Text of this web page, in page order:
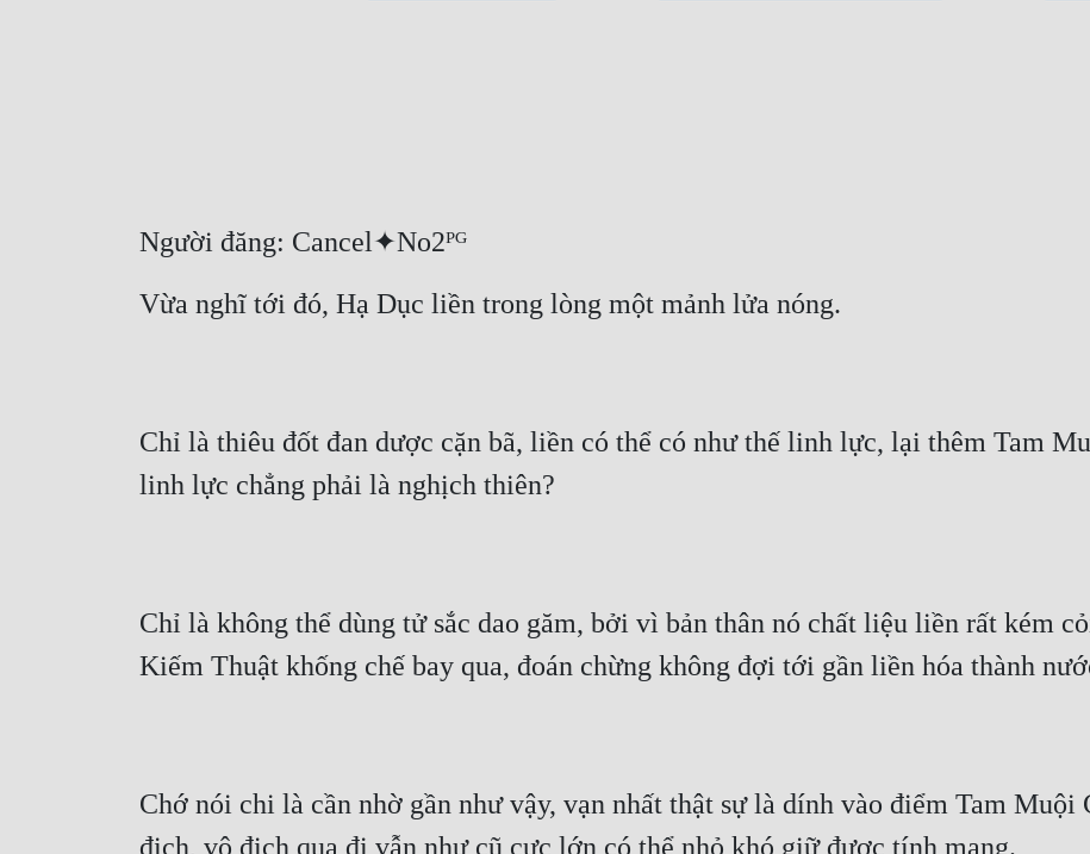
Người đăng: Cancel✦No2ᴾᴳ
Vừa nghĩ tới đó, Hạ Dục liền trong lòng một mảnh lửa nóng.
Chỉ là thiêu đốt đan dược cặn bã, liền có thể có như thế linh lực, lại thêm Tam
linh lực chẳng phải là nghịch thiên?
Chỉ là không thể dùng tử sắc dao găm, bởi vì bản thân nó chất liệu liền rất kém
Kiếm Thuật khống chế bay qua, đoán chừng không đợi tới gần liền hóa thành
Chớ nói chi là cần nhờ gần như vậy, vạn nhất thật sự là dính vào điểm Tam Muội
địch, vô địch qua đi vẫn như cũ cực lớn có thể nhỏ khó giữ được tính mạng.